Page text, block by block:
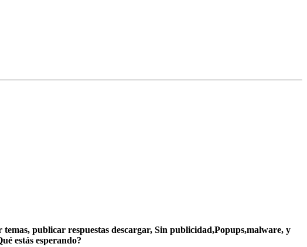
publicar respuestas descargar, Sin publicidad,Popups,malware, y
estás esperando?